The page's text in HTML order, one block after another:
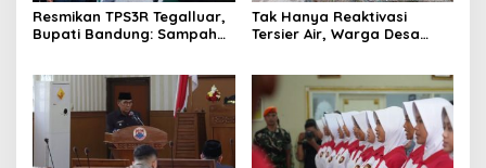
Resmikan TPS3R Tegalluar,
Bupati Bandung: Sampah
Tak Hanya Reaktivasi
Tersier Air, Warga Desa